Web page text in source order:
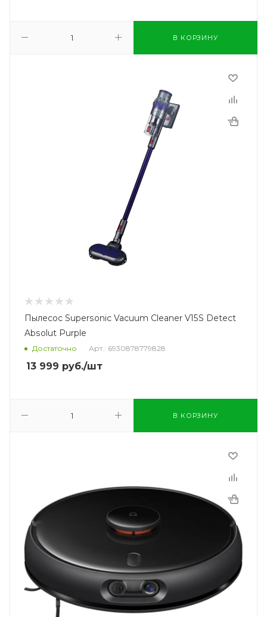
В КОРЗИНУ
Пылесос Supersonic Vacuum Cleaner V15S Detect
Absolut Purple
Достаточно Арт.: 6930878779828
13 999 руб./шт
В КОРЗИНУ